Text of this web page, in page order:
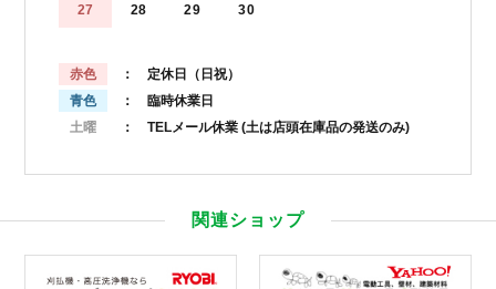
27 28 29 30
赤色
： 定休日（日祝）
青色
： 臨時休業日
土曜
： TELメール休業 (土は店頭在庫品の発送のみ)
関連ショップ